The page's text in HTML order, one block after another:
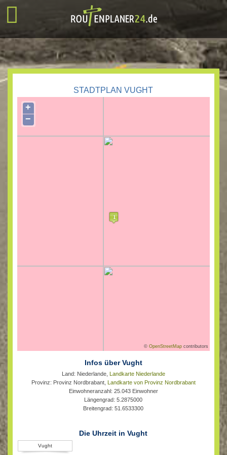
STADTPLAN VUGHT
+
−
©OpenStreetMap contributors
Infos über Vught
Land: Niederlande, Landkarte Niederlande
Provinz: Provinz Nordbrabant, Landkarte von Provinz Nordbrabant
Einwohneranzahl: 25.043 Einwohner
Längengrad: 5.2875000
Breitengrad: 51.6533300
Die Uhrzeit in Vught
Vught